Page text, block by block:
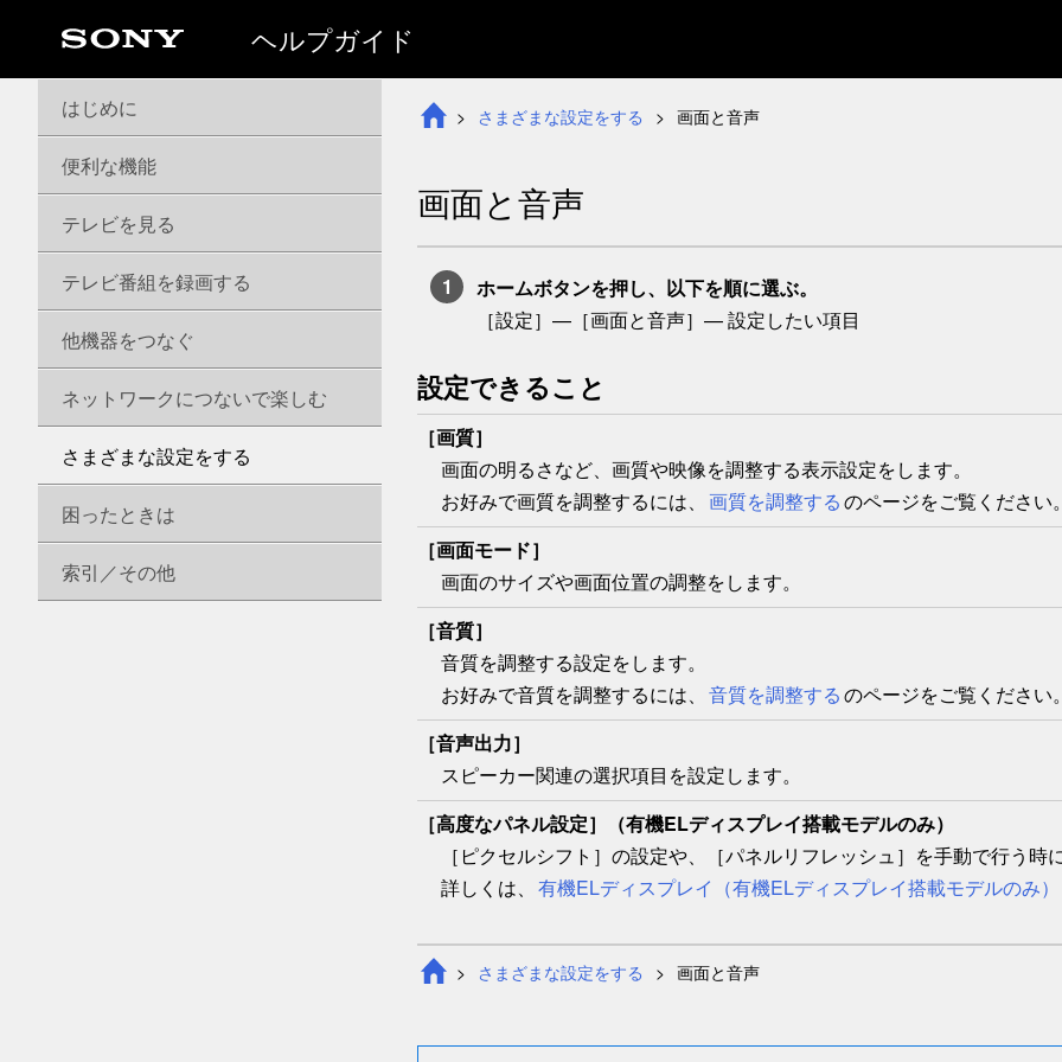
ヘルプガイド
さまざまな設定をする 画面と音声
画面と音声
ホームボタンを押し、以下を順に選ぶ。
［設定］—［画面と音声］— 設定したい項目
設定できること
［画質］
画面の明るさなど、画質や映像を調整する表示設定をします。
お好みで画質を調整するには、 画質を調整するのページをご覧ください
［画面モード］
画面のサイズや画面位置の調整をします。
［音質］
音質を調整する設定をします。
お好みで音質を調整するには、 音質を調整するのページをご覧ください
［音声出力］
スピーカー関連の選択項目を設定します。
［高度なパネル設定］（有機ELディスプレイ搭載モデルのみ）
［ ピクセルシフト ］の設定や、［パネルリフレッシュ］を手動で行う時
詳しくは、 有機ELディスプレイ（有機ELディスプレイ搭載モデルのみ）
さまざまな設定をする 画面と音声
はじめに
便利な機能
テレビを見る
テレビ番組を録画する
他機器をつなぐ
ネットワークにつないで楽しむ
さまざまな設定をする
困ったときは
索引／その他